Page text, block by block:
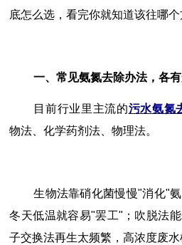
底怎么选，看完你就知道该往哪个
一、常见氨氮去除办法，各
目前行业里主流的污水氨氮
物法、化学药剂法、物理法。
生物法靠硝化菌慢慢"消化"
冬天低温就容易"罢工"；吹脱法
子交换法再生太频繁，高浓度废水